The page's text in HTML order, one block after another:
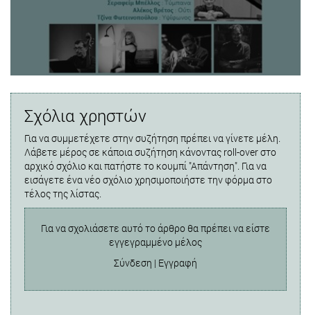
Σχόλια χρηστών
Για να συμμετέχετε στην συζήτηση πρέπει να γίνετε μέλη.
Λάβετε μέρος σε κάποια συζήτηση κάνοντας roll-over στο
αρχικό σχόλιο και πατήστε το κουμπί "Απάντηση". Για να
εισάγετε ένα νέο σχόλιο χρησιμοποιήστε την φόρμα στο
τέλος της λίστας.
Για να σχολιάσετε αυτό το άρθρο θα πρέπει να είστε
εγγεγραμμένο μέλος
Σύνδεση | Εγγραφή